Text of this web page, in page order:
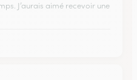
J’aurais aimé recevoir une